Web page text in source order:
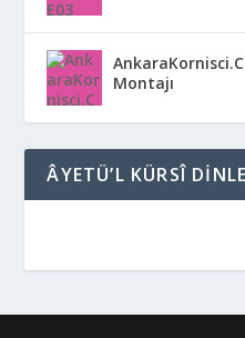
Montajı
ÂYETÜ’L KÜRSÎ DINLE